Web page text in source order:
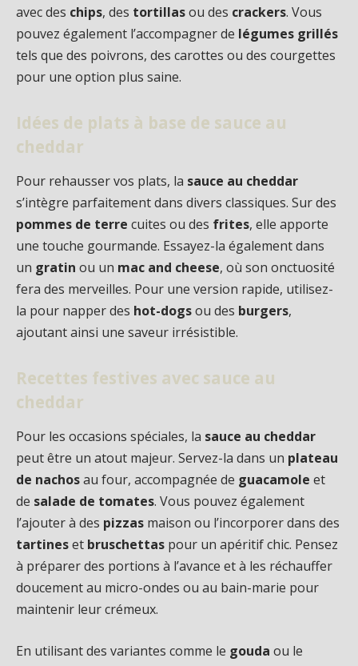
avec des chips, des tortillasou des crackers. Vous
pouvez également l’accompagner de légumes grillés
tels que des poivrons, des carottes ou des courgettes
pour une option plus saine.
Idées de plats à base de sauce au
cheddar
Pour rehausser vos plats, la sauce au cheddar
s’intègre parfaitement dans divers classiques. Sur des
pommes de terre cuites ou des frites, elle apporte
une touche gourmande. Essayez-la également dans
un gratin ou un mac and cheese, où son onctuosité
fera des merveilles. Pour une version rapide, utilisez-
la pour napper des hot-dogsou des burgers,
ajoutant ainsi une saveur irrésistible.
Recettes festives avec sauce au
cheddar
Pour les occasions spéciales, la sauce au cheddar
peut être un atout majeur. Servez-la dans un plateau
de nachosau four, accompagnée de guacamole et
de salade de tomates. Vous pouvez également
l’ajouter à des pizzas maison ou l’incorporer dans des
tartineset bruschettas pour un apéritif chic. Pensez
à préparer des portions à l’avance et à les réchauffer
doucement au micro-ondes ou au bain-marie pour
maintenir leur crémeux.
En utilisant des variantes comme le gouda ou le